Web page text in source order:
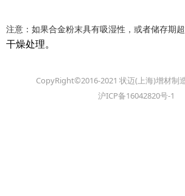
注意：如果合金粉末具有吸湿性，或者储存期
干燥处理。
CopyRight©2016-2021 状迈(上海)增材制
沪ICP备16042820号-1